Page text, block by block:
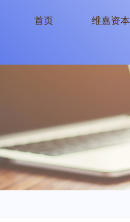
首页 维嘉资本